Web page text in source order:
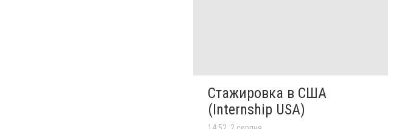
Стажировка в США
(Internship USA)